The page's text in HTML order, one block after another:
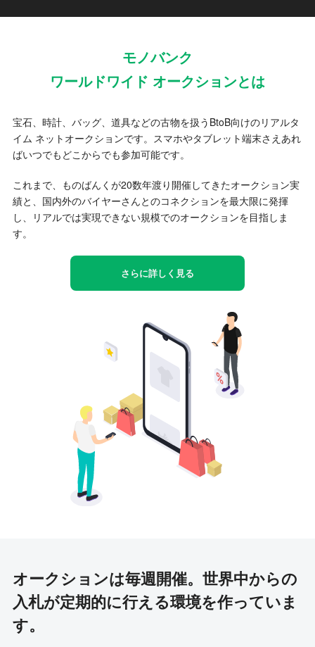
モノバンク
ワールドワイド オークションとは
宝石、時計、バッグ、道具などの古物を扱うBtoB向けのリアルタ
イム ネットオークションです。スマホやタブレット端末さえあれ
ばいつでもどこからでも参加可能です。
これまで、ものばんくが20数年渡り開催してきたオークション実
績と、国内外のバイヤーさんとのコネクションを最大限に発揮
し、リアルでは実現できない規模でのオークションを目指しま
す。
さらに詳しく見る
オークションは毎週開催。 世界中からの
入札が定期的に行える環境を作っていま
す。